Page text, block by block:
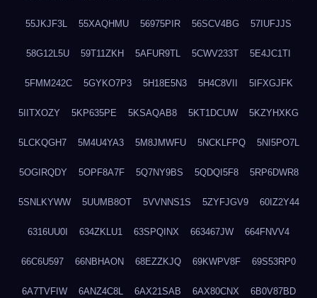
55JKJF3L 55XAQHMU 56975PIR 56SCV4BG 57IUFJJS
58G12L5U 59T11ZKH 5AFUR9TL 5CWV233T 5E4JC1TI
5FMM242C 5GYKO7P3 5H18E5N3 5H4C8VII 5IFXGJFK
5IITXOZY 5KP635PE 5KSAQAB8 5KT1DCUW 5KZYHXKG
5LCKQGH7 5M4U4YA3 5M8JMWFU 5NCKLFPQ 5NI5PO7L
5OGIRQDY 5OPF8A7F 5Q7NY9BS 5QDQI5F8 5RP6DWR8
5SNLKYWW 5UUMB8OT 5VVNNS1S 5ZYFJGV9 60IZ2Y44
6316UU0I 634ZKLU1 63SPQINX 663467JW 664FNVV4
66C6U597 66NBHAON 68EZZKJQ 69KWPV8F 69S53RP0
6A7TVFIW 6ANZ4C8L 6AX21SAB 6AX80CNX 6B0V87BD